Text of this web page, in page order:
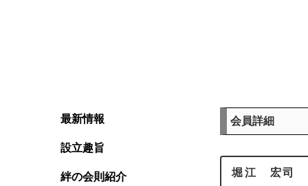
会員詳細
堀江 宏司
最新情報
設立趣旨
絆の会則紹介